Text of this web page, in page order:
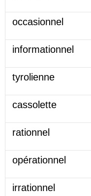
occasionnel
informationnel
tyrolienne
cassolette
rationnel
opérationnel
irrationnel